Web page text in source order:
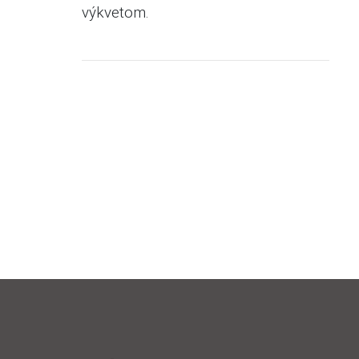
výkvetom.